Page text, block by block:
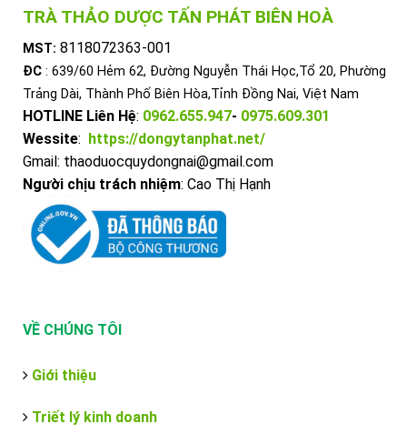
TRÀ THẢO DƯỢC TẤN PHÁT BIÊN HOÀ
MST: 8118072363-001
ĐC : 639/60 Hẻm 62, Đường Nguyễn Thái Học,Tổ 20, Phường
Trảng Dài, Thành Phố Biên Hòa,Tỉnh Đồng Nai, Việt Nam
HOTLINE Liên Hệ: 0962.655.947- 0975.609.301
Wessite:
https://dongytanphat.net/
Gmail: thaoduocquydongnai@gmail.com
Người chịu trách nhiệm: Cao Thị Hạnh
VỀ CHÚNG TÔI
Giới thiệu
Triết lý kinh doanh